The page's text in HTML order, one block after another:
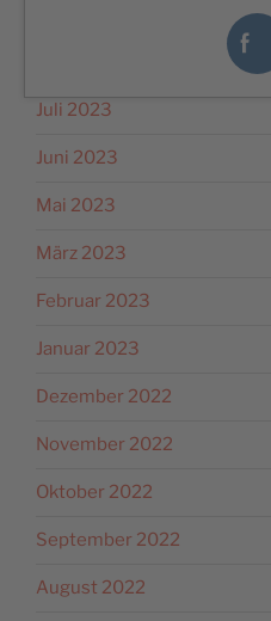
Juli 2023
Juni 2023
Mai 2023
März 2023
Februar 2023
Januar 2023
Dezember 2022
November 2022
Oktober 2022
September 2022
August 2022